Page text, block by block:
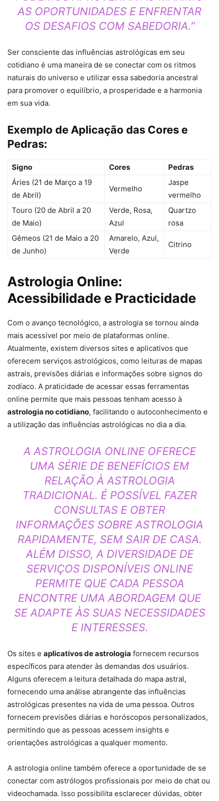
AS OPORTUNIDADES E ENFRENTAR
OS DESAFIOS COM SABEDORIA.”
Ser consciente das influências astrológicas em seu
cotidiano é uma maneira de se conectar com os ritmos
naturais do universo e utilizar essa sabedoria ancestral
para promover o equilíbrio, a prosperidade e a harmonia
em sua vida.
Exemplo de Aplicação das Cores e
Pedras:
Signo Cores
Pedras
Áries (21 de Março a 19
de Abril)
Vermelho
Jaspe
vermelho
Touro (20 de Abril a 20
de Maio)
Verde, Rosa,
Azul
Quartzo
rosa
Gêmeos (21 de Maio a 20
de Junho)
Amarelo, Azul,
Verde
Citrino
Astrologia Online:
Acessibilidade e Practicidade
Com o avanço tecnológico, a astrologia se tornou ainda
mais acessível por meio de plataformas online.
Atualmente, existem diversos sites e aplicativos que
oferecem serviços astrológicos, como leituras de mapas
astrais, previsões diárias e informações sobre signos do
zodíaco. A praticidade de acessar essas ferramentas
online permite que mais pessoas tenham acesso à
astrologia no cotidiano, facilitando o autoconhecimento e
a utilização das influências astrológicas no dia a dia.
A ASTROLOGIA ONLINE OFERECE
UMA SÉRIE DE BENEFÍCIOS EM
RELAÇÃO À ASTROLOGIA
TRADICIONAL. É POSSÍVEL FAZER
CONSULTAS E OBTER
INFORMAÇÕES SOBRE ASTROLOGIA
RAPIDAMENTE, SEM SAIR DE CASA.
ALÉM DISSO, A DIVERSIDADE DE
SERVIÇOS DISPONÍVEIS ONLINE
PERMITE QUE CADA PESSOA
ENCONTRE UMA ABORDAGEM QUE
SE ADAPTE ÀS SUAS NECESSIDADES
E INTERESSES.
Os sites e aplicativos de astrologia fornecem recursos
específicos para atender às demandas dos usuários.
Alguns oferecem a leitura detalhada do mapa astral,
fornecendo uma análise abrangente das influências
astrológicas presentes na vida de uma pessoa. Outros
fornecem previsões diárias e horóscopos personalizados,
permitindo que as pessoas acessem insights e
orientações astrológicas a qualquer momento.
A astrologia online também oferece a oportunidade de se
conectar com astrólogos profissionais por meio de chat ou
videochamada. Isso possibilita esclarecer dúvidas, obter